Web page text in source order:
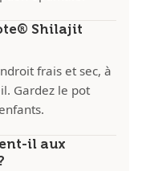
Shilajit
frais et sec, à
Gardez le pot
il aux